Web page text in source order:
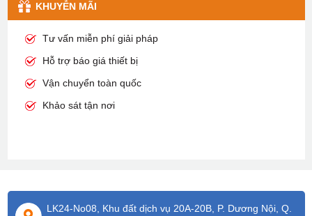
KHUYỄN MÃI
Tư vấn miễn phí giải pháp
Hỗ trợ báo giá thiết bị
Vận chuyển toàn quốc
Khảo sát tận nơi
LK24-No08, Khu đất dịch vụ 20A-20B, P. Dương Nội, Q.